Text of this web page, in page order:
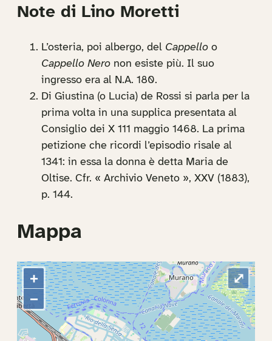
Note di Lino Moretti
L’osteria, poi albergo, del Cappello o
Cappello Nero non esiste più. Il suo
ingresso era al N.A. 180.
Di Giustina (o Lucia) de Rossi si parla per la
prima volta in una supplica presentata al
Consiglio dei X 111 maggio 1468. La prima
petizione che ricordi l’episodio risale al
1341: in essa la donna è detta Maria de
Oltise. Cfr. « Archivio Veneto », XXV (1883),
p. 144.
Mappa